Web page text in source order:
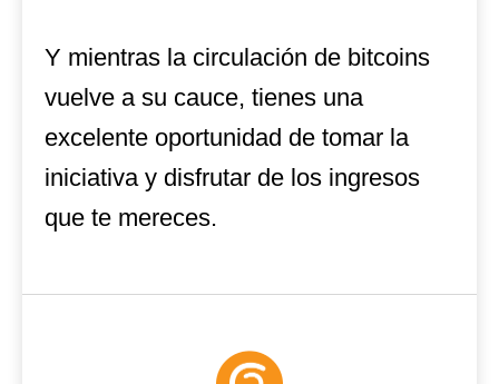
Y mientras la circulación de bitcoins
vuelve a su cauce, tienes una
excelente oportunidad de tomar la
iniciativa y disfrutar de los ingresos
que te mereces.